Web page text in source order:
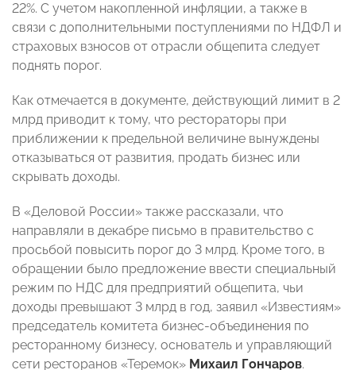
22%. С учетом накопленной инфляции, а также в
связи с дополнительными поступлениями по НДФЛ и
страховых взносов от отрасли общепита следует
поднять порог.
Как отмечается в документе, действующий лимит в 2
млрд приводит к тому, что рестораторы при
приближении к предельной величине вынуждены
отказываться от развития, продать бизнес или
скрывать доходы.
В «Деловой России» также рассказали, что
направляли в декабре письмо в правительство с
просьбой повысить порог до 3 млрд. Кроме того, в
обращении было предложение ввести специальный
режим по НДС для предприятий общепита, чьи
доходы превышают 3 млрд в год, заявил «Известиям»
председатель комитета бизнес-объединения по
ресторанному бизнесу, основатель и управляющий
сети ресторанов «Теремок» Михаил Гончаров.